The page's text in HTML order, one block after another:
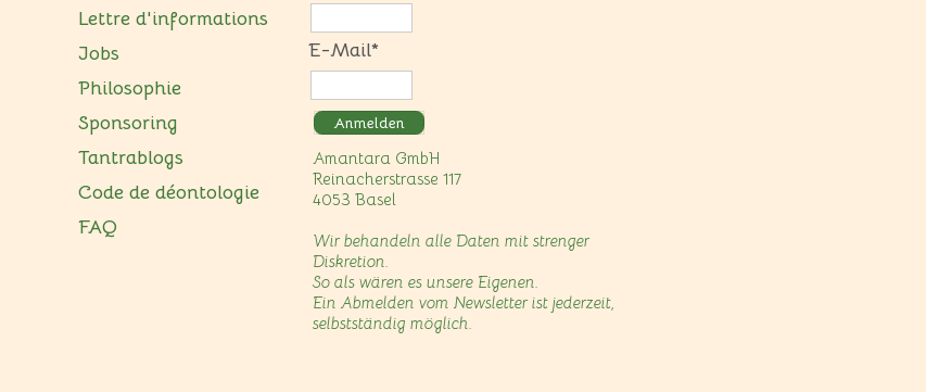
Lettre d'informations
Jobs
Philosophie
Sponsoring
Tantrablogs
Code de déontologie
FAQ
E-Mail*
Anmelden
Amantara GmbH
Reinacherstrasse 117
4053 Basel
Wir behandeln alle Daten mit strenger
Diskretion.
So als wären es unsere Eigenen.
Ein Abmelden vom Newsletter ist jederzeit,
selbstständig möglich.